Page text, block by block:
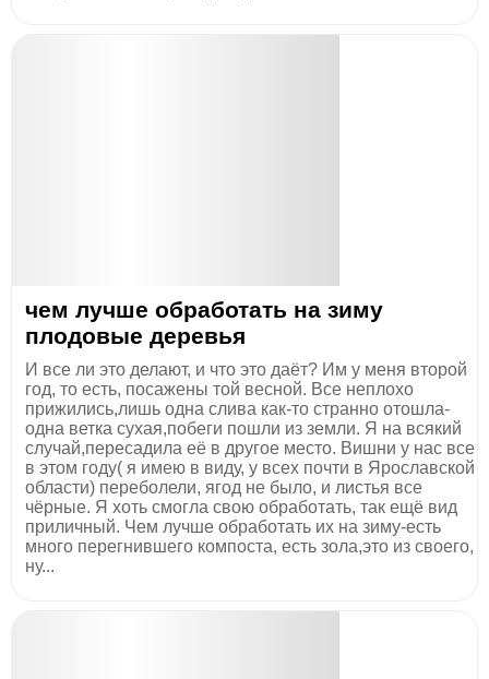
чем лучше обработать на зиму
плодовые деревья
И все ли это делают, и что это даёт? Им у меня второй
год, то есть, посажены той весной. Все неплохо
прижились,лишь одна слива как-то странно отошла-
одна ветка сухая,побеги пошли из земли. Я на всякий
случай,пересадила её в другое место. Вишни у нас все
в этом году( я имею в виду, у всех почти в Ярославской
области) переболели, ягод не было, и листья все
чёрные. Я хоть смогла свою обработать, так ещё вид
приличный. Чем лучше обработать их на зиму-есть
много перегнившего компоста, есть зола,это из своего,
ну...